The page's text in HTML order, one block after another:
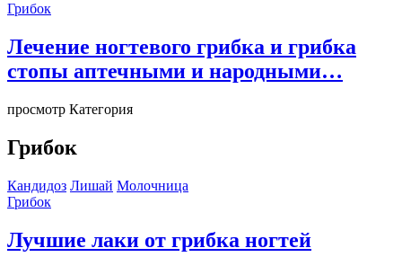
Грибок
Лечение ногтевого грибка и грибка
стопы аптечными и народными…
просмотр Категория
Грибок
Кандидоз Лишай Молочница
Грибок
Лучшие лаки от грибка ногтей